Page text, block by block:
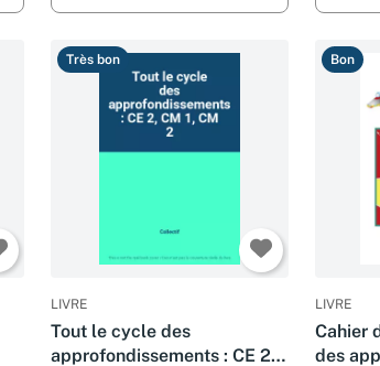
Très bon
LIVRE
Tout le cycle des
approfondissements : CE 2,
Bon
LIVRE
Cahier
des